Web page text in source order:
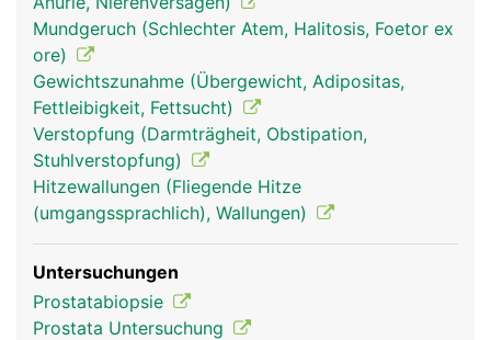
Mundgeruch (Schlechter Atem, Halitosis, Foetor ex
ore)
Gewichtszunahme (Übergewicht, Adipositas,
Fettleibigkeit, Fettsucht)
Verstopfung (Darmträgheit, Obstipation,
Stuhlverstopfung)
Hitzewallungen (Fliegende Hitze
(umgangssprachlich), Wallungen)
Untersuchungen
Prostatabiopsie
Prostata Untersuchung